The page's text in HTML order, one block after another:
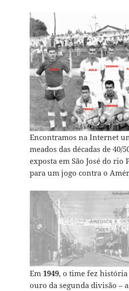
Encontramos na Internet
meados das décadas de 40/
exposta em São José do rio
para um jogo contra o
Em 1949, o time fez história
ouro da segunda divisão –